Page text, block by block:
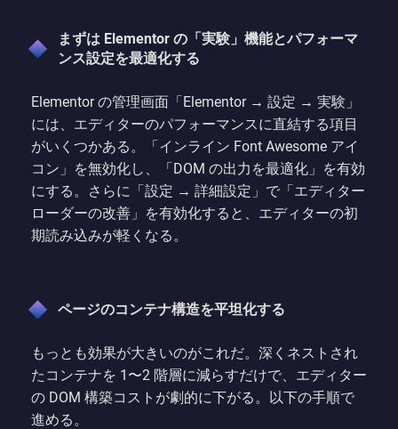
まずは Elementor の「実験」機能とパフォーマ
ンス設定を最適化する
Elementor の管理画面「Elementor → 設定 → 実験」
には、エディターのパフォーマンスに直結する項目
がいくつかある。「インライン Font Awesome アイ
コン」を無効化し、「DOM の出力を最適化」を有効
にする。さらに「設定 → 詳細設定」で「エディター
ローダーの改善」を有効化すると、エディターの初
期読み込みが軽くなる。
ページのコンテナ構造を平坦化する
もっとも効果が大きいのがこれだ。深くネストされ
たコンテナを 1〜2 階層に減らすだけで、エディター
の DOM 構築コストが劇的に下がる。以下の手順で
進める。